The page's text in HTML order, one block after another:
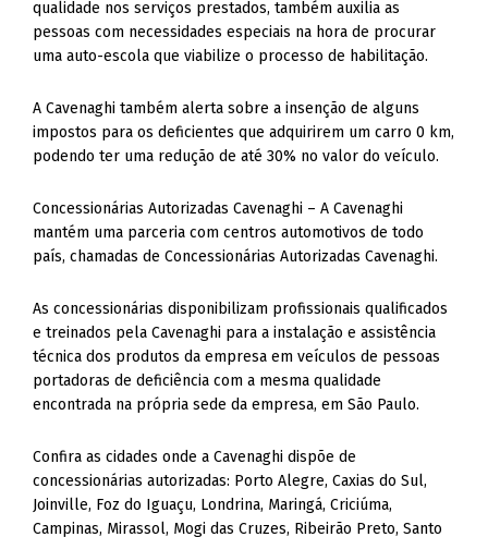
qualidade nos serviços prestados, também auxilia as
pessoas com necessidades especiais na hora de procurar
uma auto-escola que viabilize o processo de habilitação.
A Cavenaghi também alerta sobre a insenção de alguns
impostos para os deficientes que adquirirem um carro 0 km,
podendo ter uma redução de até 30% no valor do veículo.
Concessionárias Autorizadas Cavenaghi – A Cavenaghi
mantém uma parceria com centros automotivos de todo
país, chamadas de Concessionárias Autorizadas Cavenaghi.
As concessionárias disponibilizam profissionais qualificados
e treinados pela Cavenaghi para a instalação e assistência
técnica dos produtos da empresa em veículos de pessoas
portadoras de deficiência com a mesma qualidade
encontrada na própria sede da empresa, em São Paulo.
Confira as cidades onde a Cavenaghi dispõe de
concessionárias autorizadas: Porto Alegre, Caxias do Sul,
Joinville, Foz do Iguaçu, Londrina, Maringá, Criciúma,
Campinas, Mirassol, Mogi das Cruzes, Ribeirão Preto, Santo